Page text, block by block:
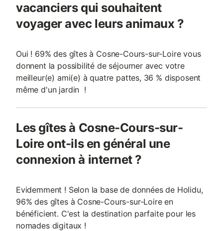
vacanciers qui souhaitent
voyager avec leurs animaux ?
Oui ! 69% des gîtes à Cosne-Cours-sur-Loire vous
donnent la possibilité de séjourner avec votre
meilleur(e) ami(e) à quatre pattes, 36 % disposent
même d'un jardin !
Les gîtes à Cosne-Cours-sur-
Loire ont-ils en général une
connexion à internet ?
Evidemment ! Selon la base de données de Holidu,
96% des gîtes à Cosne-Cours-sur-Loire en
bénéficient. C'est la destination parfaite pour les
nomades digitaux !